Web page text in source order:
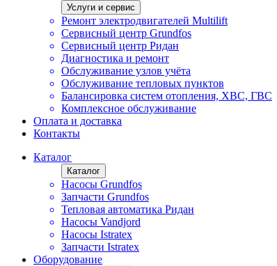
Услуги и сервис
Ремонт электродвигателей Multilift
Сервисный центр Grundfos
Сервисный центр Ридан
Диагностика и ремонт
Обслуживание узлов учёта
Обслуживание тепловых пунктов
Балансировка систем отопления, ХВС, ГВС
Комплексное обслуживание
Оплата и доставка
Контакты
Каталог
Каталог
Насосы Grundfos
Запчасти Grundfos
Тепловая автоматика Ридан
Насосы Vandjord
Насосы Istratex
Запчасти Istratex
Оборудование